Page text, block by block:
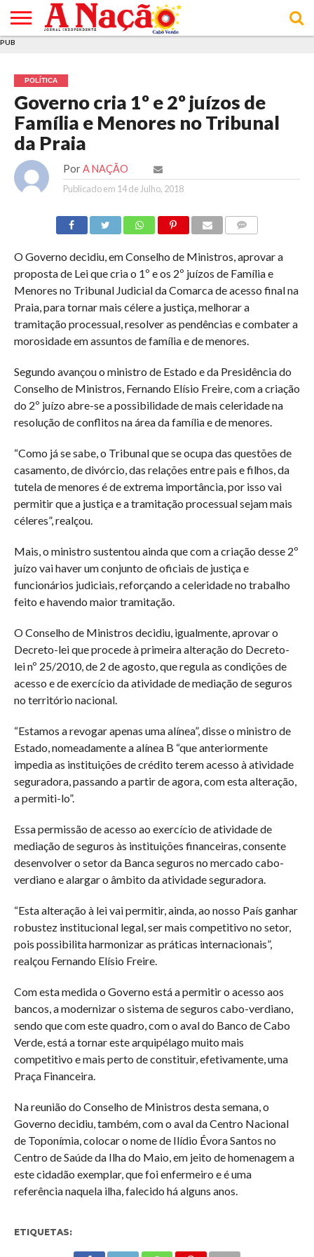
E DE
COOKIES
DE
UTILIZAÇÃO
PUB
POLÍTICA
Governo cria 1º e 2º juízos de
Família e Menores no Tribunal
da Praia
Por A NAÇÃO
Publicado em 14 de Julho, 2018
O Governo decidiu, em Conselho de Ministros, aprovar a
proposta de Lei que cria o 1º e os 2º juízos de Família e
Menores no Tribunal Judicial da Comarca de acesso final na
Praia, para tornar mais célere a justiça, melhorar a
tramitação processual, resolver as pendências e combater a
morosidade em assuntos de família e de menores.
Segundo avançou o ministro de Estado e da Presidência do
Conselho de Ministros, Fernando Elísio Freire, com a criação
do 2º juízo abre-se a possibilidade de mais celeridade na
resolução de conflitos na área da família e de menores.
“Como já se sabe, o Tribunal que se ocupa das questões de
casamento, de divórcio, das relações entre pais e filhos, da
tutela de menores é de extrema importância, por isso vai
permitir que a justiça e a tramitação processual sejam mais
céleres”, realçou.
Mais, o ministro sustentou ainda que com a criação desse 2º
juízo vai haver um conjunto de oficiais de justiça e
funcionários judiciais, reforçando a celeridade no trabalho
feito e havendo maior tramitação.
O Conselho de Ministros decidiu, igualmente, aprovar o
Decreto-lei que procede à primeira alteração do Decreto-
lei nº 25/2010, de 2 de agosto, que regula as condições de
acesso e de exercício da atividade de mediação de seguros
no território nacional.
“Estamos a revogar apenas uma alínea”, disse o ministro de
Estado, nomeadamente a alínea B “que anteriormente
impedia as instituições de crédito terem acesso à atividade
seguradora, passando a partir de agora, com esta alteração,
a permiti-lo”.
Essa permissão de acesso ao exercício de atividade de
mediação de seguros às instituições financeiras, consente
desenvolver o setor da Banca seguros no mercado cabo-
verdiano e alargar o âmbito da atividade seguradora.
“Esta alteração à lei vai permitir, ainda, ao nosso País ganhar
robustez institucional legal, ser mais competitivo no setor,
pois possibilita harmonizar as práticas internacionais”,
realçou Fernando Elísio Freire.
Com esta medida o Governo está a permitir o acesso aos
bancos, a modernizar o sistema de seguros cabo-verdiano,
sendo que com este quadro, com o aval do Banco de Cabo
Verde, está a tornar este arquipélago muito mais
competitivo e mais perto de constituir, efetivamente, uma
Praça Financeira.
Na reunião do Conselho de Ministros desta semana, o
Governo decidiu, também, com o aval da Centro Nacional
de Toponímia, colocar o nome de Ilídio Évora Santos no
Centro de Saúde da Ilha do Maio, em jeito de homenagem a
este cidadão exemplar, que foi enfermeiro e é uma
referência naquela ilha, falecido há alguns anos.
ETIQUETAS: